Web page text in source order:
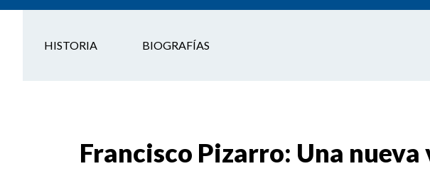
HISTORIA BIOGRAFÍAS
Francisco Pizarro: Una